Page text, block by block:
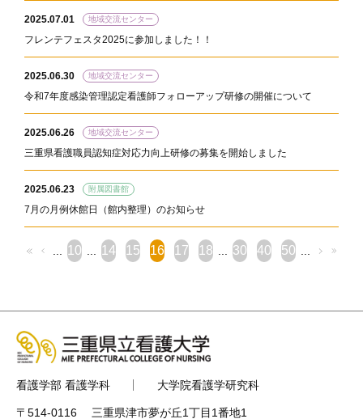
2025.07.01 地域交流センター
フレンテフェスタ2025に参加しました！！
2025.06.30 地域交流センター
令和7年度感染管理認定看護師フォローアップ研修の開催について
2025.06.26 地域交流センター
三重県看護職員認知症対応力向上研修の募集を開始しました
2025.06.23 附属図書館
7月の月例休館日（館内整理）のお知らせ
10 14 15 16 17 18 30 40 50
看護学部 看護学科 大学院看護学研究科
〒514-0116 三重県津市夢が丘1丁目1番地1